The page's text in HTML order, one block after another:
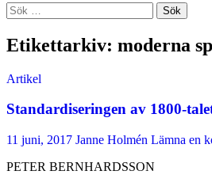
Sök
efter:
Etikettarkiv: moderna
Artikel
Standardiseringen av 1800-
11 juni, 2017 Janne Holmén Lämna en
PETER BERNHARDSSON